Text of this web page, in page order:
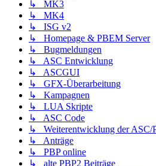
↳ MK3
↳ MK4
↳ ISG v2
↳ Homepage & PBEM Server
↳ Bugmeldungen
↳ ASC Entwicklung
↳ ASCGUI
↳ GFX-Überarbeitung
↳ Kampagnen
↳ LUA Skripte
↳ ASC Code
↳ Weiterentwicklung der ASC/
↳ Anträge
↳ PBP online
↳ alte PBP2 Beiträge